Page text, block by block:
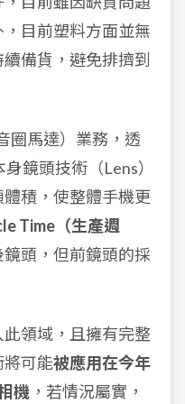
目前塑料方面並無
備貨，避免排擠到
圈馬達）業務，透
鏡頭技術（Lens）
積，使整體手機更
Time（生產週
頭，但前鏡頭的採
領域，且擁有完整
將可能被應用在今年
機 ，若情況屬實，